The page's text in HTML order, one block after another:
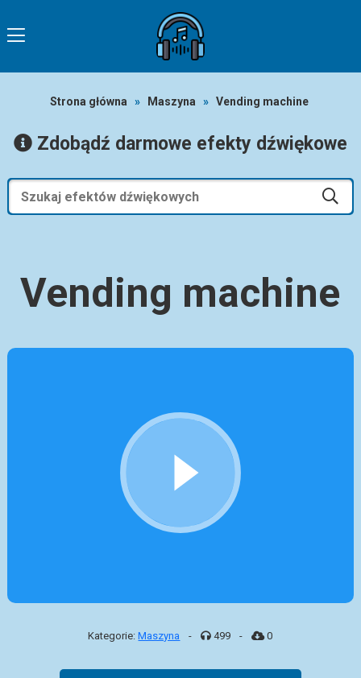
Strona główna » Maszyna » Vending machine
Zdobądź darmowe efekty dźwiękowe
Vending machine
Kategorie:Maszyna - 499 - 0